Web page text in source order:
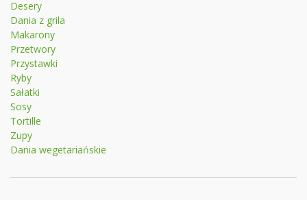
Desery
Dania z grila
Makarony
Przetwory
Przystawki
Ryby
Sałatki
Sosy
Tortille
Zupy
Dania wegetariańskie